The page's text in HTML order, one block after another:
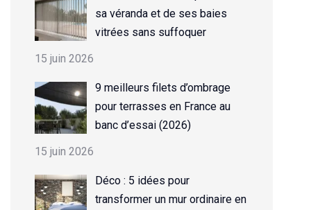
sa véranda et de ses baies
vitrées sans suffoquer
15 juin 2026
9 meilleurs filets d’ombrage
pour terrasses en France au
banc d’essai (2026)
15 juin 2026
Déco : 5 idées pour
transformer un mur ordinaire en